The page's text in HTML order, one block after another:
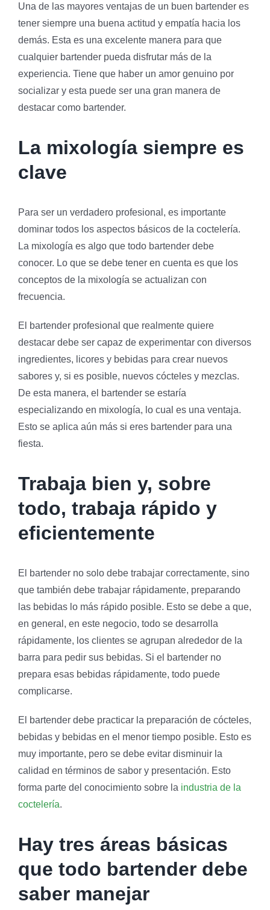
Una de las mayores ventajas de un buen bartender es
tener siempre una buena actitud y empatía hacia los
demás. Esta es una excelente manera para que
cualquier bartender pueda disfrutar más de la
experiencia. Tiene que haber un amor genuino por
socializar y esta puede ser una gran manera de
destacar como bartender.
La mixología siempre es
clave
Para ser un verdadero profesional, es importante
dominar todos los aspectos básicos de la coctelería.
La mixología es algo que todo bartender debe
conocer. Lo que se debe tener en cuenta es que los
conceptos de la mixología se actualizan con
frecuencia.
El bartender profesional que realmente quiere
destacar debe ser capaz de experimentar con diversos
ingredientes, licores y bebidas para crear nuevos
sabores y, si es posible, nuevos cócteles y mezclas.
De esta manera, el bartender se estaría
especializando en mixología, lo cual es una ventaja.
Esto se aplica aún más si eres bartender para una
fiesta.
Trabaja bien y, sobre
todo, trabaja rápido y
eficientemente
El bartender no solo debe trabajar correctamente, sino
que también debe trabajar rápidamente, preparando
las bebidas lo más rápido posible. Esto se debe a que,
en general, en este negocio, todo se desarrolla
rápidamente, los clientes se agrupan alrededor de la
barra para pedir sus bebidas. Si el bartender no
prepara esas bebidas rápidamente, todo puede
complicarse.
El bartender debe practicar la preparación de cócteles,
bebidas y bebidas en el menor tiempo posible. Esto es
muy importante, pero se debe evitar disminuir la
calidad en términos de sabor y presentación. Esto
forma parte del conocimiento sobre la industria de la
coctelería.
Hay tres áreas básicas
que todo bartender debe
saber manejar